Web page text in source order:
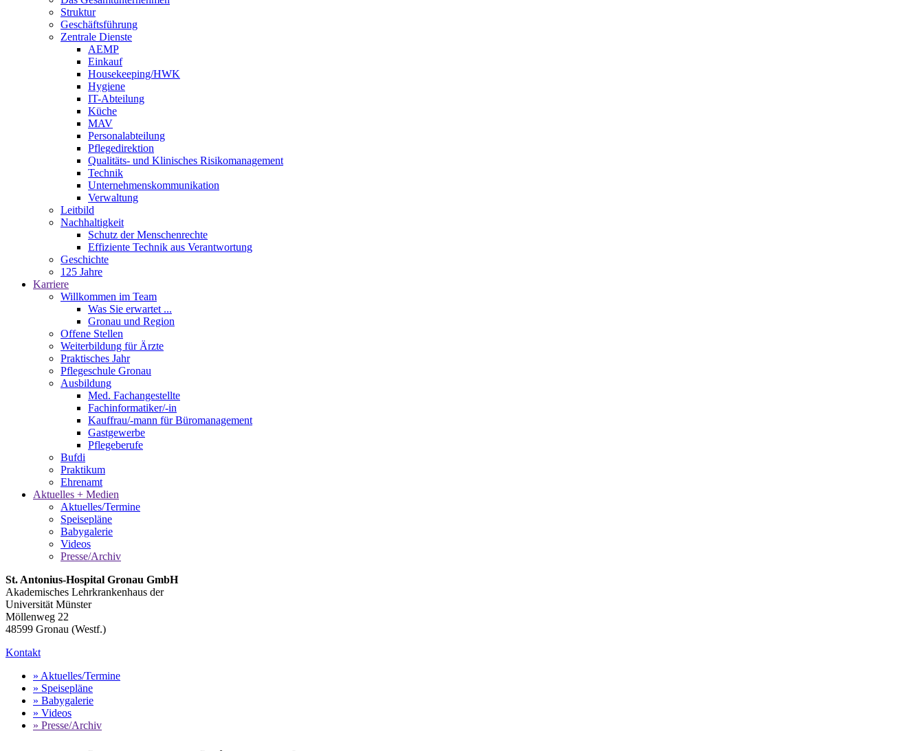
Struktur
Geschäftsführung
Zentrale Dienste
AEMP
Einkauf
Housekeeping/HWK
Hygiene
IT-Abteilung
Küche
MAV
Personalabteilung
Pflegedirektion
Qualitäts- und Klinisches Risikomanagement
Technik
Unternehmenskommunikation
Verwaltung
Leitbild
Nachhaltigkeit
Schutz der Menschenrechte
Effiziente Technik aus Verantwortung
Geschichte
125 Jahre
Karriere
Willkommen im Team
Was Sie erwartet ...
Gronau und Region
Offene Stellen
Weiterbildung für Ärzte
Praktisches Jahr
Pflegeschule Gronau
Ausbildung
Med. Fachangestellte
Fachinformatiker/-in
Kauffrau/-mann für Büromanagement
Gastgewerbe
Pflegeberufe
Bufdi
Praktikum
Ehrenamt
Aktuelles + Medien
Aktuelles/Termine
Speisepläne
Babygalerie
Videos
Presse/Archiv
St. Antonius-Hospital Gronau GmbH
Akademisches Lehrkrankenhaus der
Universität Münster
Möllenweg 22
48599 Gronau (Westf.)
Kontakt
» Aktuelles/Termine
» Speisepläne
» Babygalerie
» Videos
» Presse/Archiv